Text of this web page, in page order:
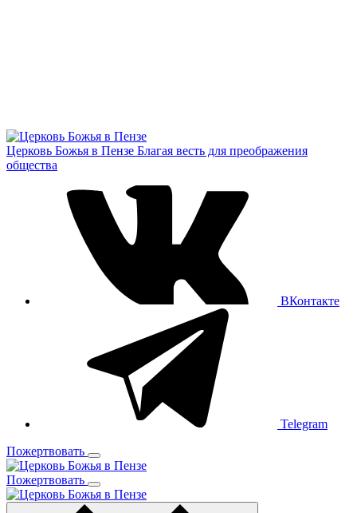
Церковь Божья в Пензе Благая весть для преображения
общества
ВКонтакте
Telegram
Пожертвовать
Пожертвовать